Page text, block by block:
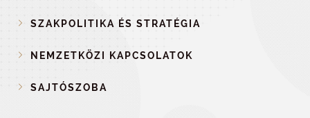
SZAKPOLITIKA ÉS STRATÉGIA
NEMZETKÖZI KAPCSOLATOK
SAJTÓSZOBA